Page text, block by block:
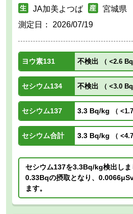
JA加美よつば
宮城県
測定日： 2026/07/19
ヨウ素131 不検出 （ <2.6
セシウム134 不検出 （ <3.0
セシウム137 3.3 Bq/kg （
セシウム合計 3.3 Bq/kg （
セシウム137を3.3Bq/kg検出し
0.33Bqの摂取となり、
ます。